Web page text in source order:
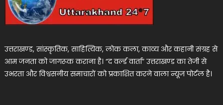
उत्तराखण्ड, सांस्कृतिक, साहित्यिक, लोक कला, काव्य और कहानी संग्रह से
आम जनता को जागरूक कराना है। “द वर्ल्ड वार्ता” उत्तराखण्ड का तेजी से
उभरता और विश्वसनीय समाचारों को प्रकाशित करने वाला न्यूज पोर्टल है।